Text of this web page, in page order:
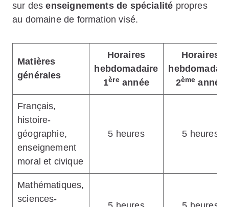
sur desenseignements de spécialité propres
au domaine de formation visé.
Matières
générales
Horaires
hebdomadaire
1èreannée
Horaires
2ème année
Français,
histoire-
géographie,
enseignement
moral et civique
5 heures 5 heures
Mathématiques,
sciences-